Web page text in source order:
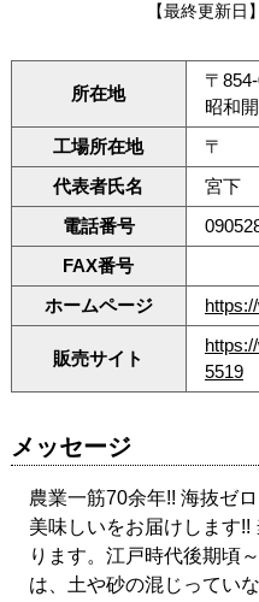
【最終更新日
所在地
〒
昭和
工場所在地
〒
代表者氏名
宮下
電話番号
FAX番号
ホームページ
販売サイト
5519
メッセージ
農業一筋70余年!! 海抜ゼ
美味しいをお届けします
ります。江戸時代後期頃
は、土や砂の混じってい